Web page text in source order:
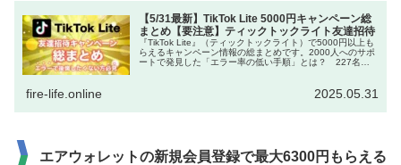
【5/31最新】TikTok Lite 5000円キャンペーン総
まとめ【要注意】ティックトックライト友達招待
『TikTok Lite』（ティックトックライト）で5000円以上も
らえるキャンペーン情報の総まとめです。2000人へのサポ
ートで発見した「エラー率の低い手順」とは？ 227名が
fire-life.online 2025.05.31
エアウォレットの新規会員登録で最大6300円もらえる